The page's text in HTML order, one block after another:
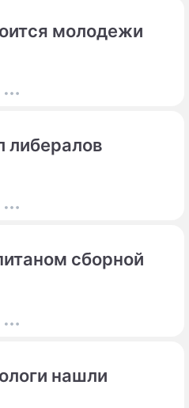
молодежи
либералов
сборной
нашли